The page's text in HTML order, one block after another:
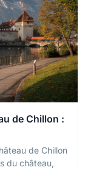
de Chillon :
de Chillon
du château,